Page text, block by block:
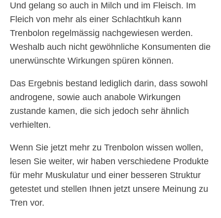
Und gelang so auch in Milch und im Fleisch. Im
Fleich von mehr als einer Schlachtkuh kann
Trenbolon regelmässig nachgewiesen werden.
Weshalb auch nicht gewöhnliche Konsumenten die
unerwünschte Wirkungen spüren können.
Das Ergebnis bestand lediglich darin, dass sowohl
androgene, sowie auch anabole Wirkungen
zustande kamen, die sich jedoch sehr ähnlich
verhielten.
Wenn Sie jetzt mehr zu Trenbolon wissen wollen,
lesen Sie weiter, wir haben verschiedene Produkte
für mehr Muskulatur und einer besseren Struktur
getestet und stellen Ihnen jetzt unsere Meinung zu
Tren vor.